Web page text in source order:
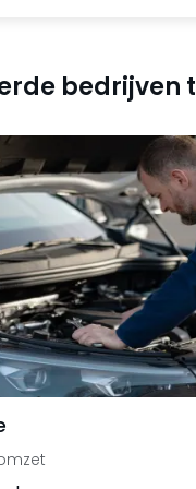
retailers zoals Rituals,
en andere zeer
ingericht en
bedrijven